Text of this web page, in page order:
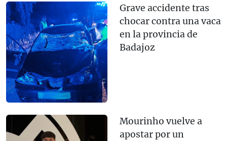
Grave accidente tras
chocar contra una vaca
en la provincia de
Badajoz
Mourinho vuelve a
apostar por un